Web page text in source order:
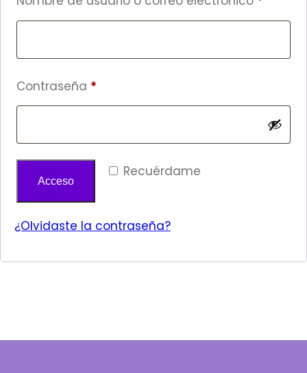
Contraseña *
Recuérdame
Acceso
¿Olvidaste la contraseña?